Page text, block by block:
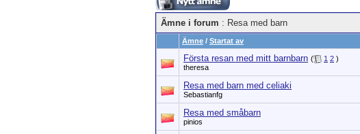
Ämne i forum : Resa med barn
Ämne / Startat av
Första resan med mitt barnbarn ( 1 2 )
theresa
Resa med barn med celiaki
Sebastianfg
Resa med småbarn
pinios